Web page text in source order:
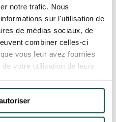
notre trafic. Nous
sur l'utilisation de
de médias sociaux, de
combiner celles-ci
vous leur avez fournies
votre utilisation de leurs
DE CETTE
niveau, les
du dispositif